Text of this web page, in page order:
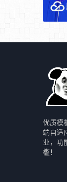
优质模
端自适
业，功
槛！